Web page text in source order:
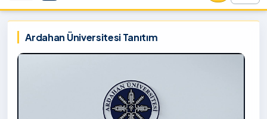
Ardahan Üniversitesi
Ardahan Üniversitesi Tanıtım